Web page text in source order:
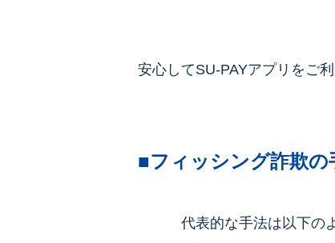
安心してSU-PAYアプリをご
■フィッシング詐欺の
代表的な手法は以下の